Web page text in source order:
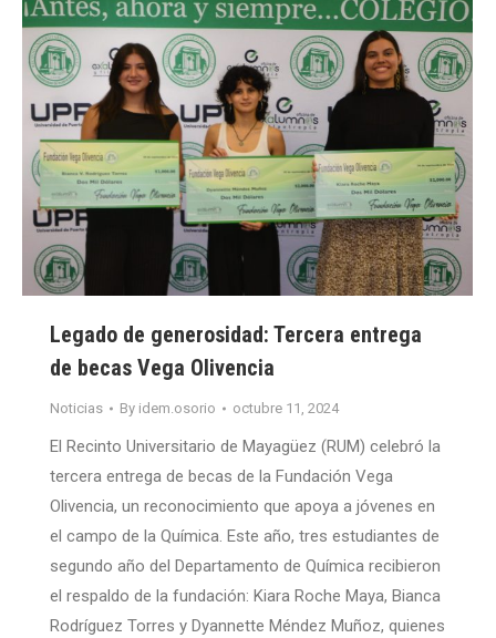
Legado de generosidad: Tercera entrega
de becas Vega Olivencia
Noticias By idem.osorio octubre 11, 2024
El Recinto Universitario de Mayagüez (RUM) celebró la
tercera entrega de becas de la Fundación Vega
Olivencia, un reconocimiento que apoya a jóvenes en
el campo de la Química. Este año, tres estudiantes de
segundo año del Departamento de Química recibieron
el respaldo de la fundación: Kiara Roche Maya, Bianca
Rodríguez Torres y Dyannette Méndez Muñoz, quienes